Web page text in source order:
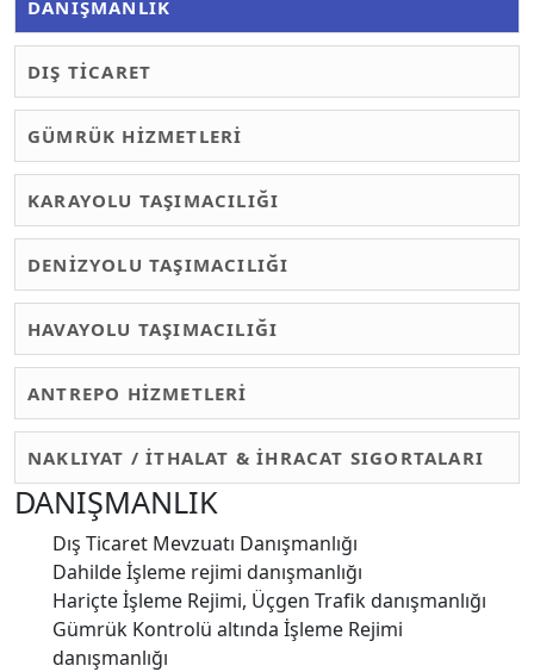
DANIŞMANLIK
DIŞ TİCARET
GÜMRÜK HİZMETLERİ
KARAYOLU TAŞIMACILIĞI
DENİZYOLU TAŞIMACILIĞI
HAVAYOLU TAŞIMACILIĞI
ANTREPO HİZMETLERİ
NAKLIYAT / İTHALAT & İHRACAT SIGORTALARI
DANIŞMANLIK
Dış Ticaret Mevzuatı Danışmanlığı
Dahilde İşleme rejimi danışmanlığı
Hariçte İşleme Rejimi, Üçgen Trafik danışmanlığı
Gümrük Kontrolü altında İşleme Rejimi
danışmanlığı